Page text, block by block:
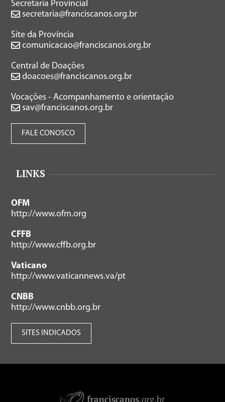
Secretaria Provincial
secretaria@franciscanos.org.br
Site da Província
comunicacao@franciscanos.org.br
Central de Doações
doacoes@franciscanos.org.br
Vocações - Acompanhamento e orientação
sav@franciscanos.org.br
FALE CONOSCO
LINKS
OFM
http://www.ofm.org
CFFB
http://www.cffb.org.br
Vaticano
http://www.vaticannews.va/pt
CNBB
http://www.cnbb.org.br
SITES INDICADOS